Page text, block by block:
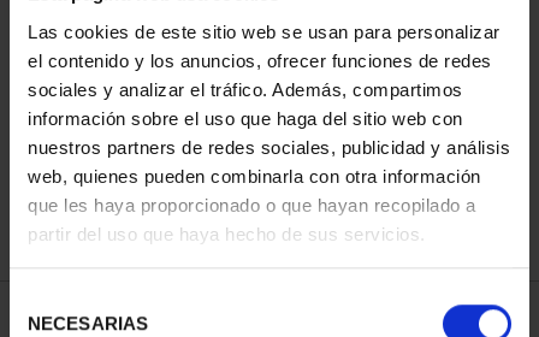
Las cookies de este sitio web se usan para personalizar
el contenido y los anuncios, ofrecer funciones de redes
sociales y analizar el tráfico. Además, compartimos
información sobre el uso que haga del sitio web con
nuestros partners de redes sociales, publicidad y análisis
web, quienes pueden combinarla con otra información
que les haya proporcionado o que hayan recopilado a
partir del uso que haya hecho de sus servicios.
NECESARIAS
ORDENAR POR:
REFINAR
1 Productos encontrados